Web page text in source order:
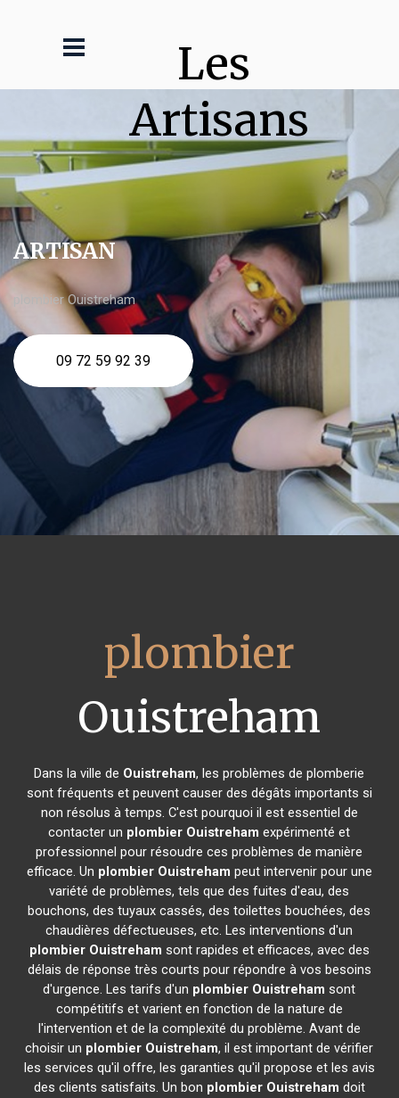
Les
Artisans
ARTISAN
plombier Ouistreham
09 72 59 92 39
plombier
Ouistreham
Dans la ville de Ouistreham, les problèmes de plomberie
sont fréquents et peuvent causer des dégâts importants si
non résolus à temps. C'est pourquoi il est essentiel de
contacter un plombier Ouistreham expérimenté et
professionnel pour résoudre ces problèmes de manière
efficace. Un plombier Ouistreham peut intervenir pour une
variété de problèmes, tels que des fuites d'eau, des
bouchons, des tuyaux cassés, des toilettes bouchées, des
chaudières défectueuses, etc. Les interventions d'un
plombier Ouistreham sont rapides et efficaces, avec des
délais de réponse très courts pour répondre à vos besoins
d'urgence. Les tarifs d'un plombier Ouistreham sont
compétitifs et varient en fonction de la nature de
l'intervention et de la complexité du problème. Avant de
choisir un plombier Ouistreham, il est important de vérifier
les services qu'il offre, les garanties qu'il propose et les avis
des clients satisfaits. Un bon plombier Ouistreham doit